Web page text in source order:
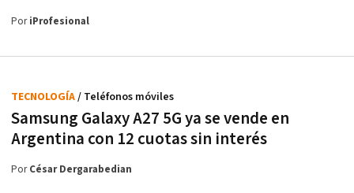
PoriProfesional
Samsung Galaxy A27 5G ya se vende en
Argentina con 12 cuotas sin interés
TECNOLOGÍA/ Teléfonos móviles
PorCésar Dergarabedian